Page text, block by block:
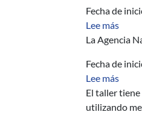
Fecha de
Lee más
La Agencia
Fecha de
Lee más
El taller
utilizando